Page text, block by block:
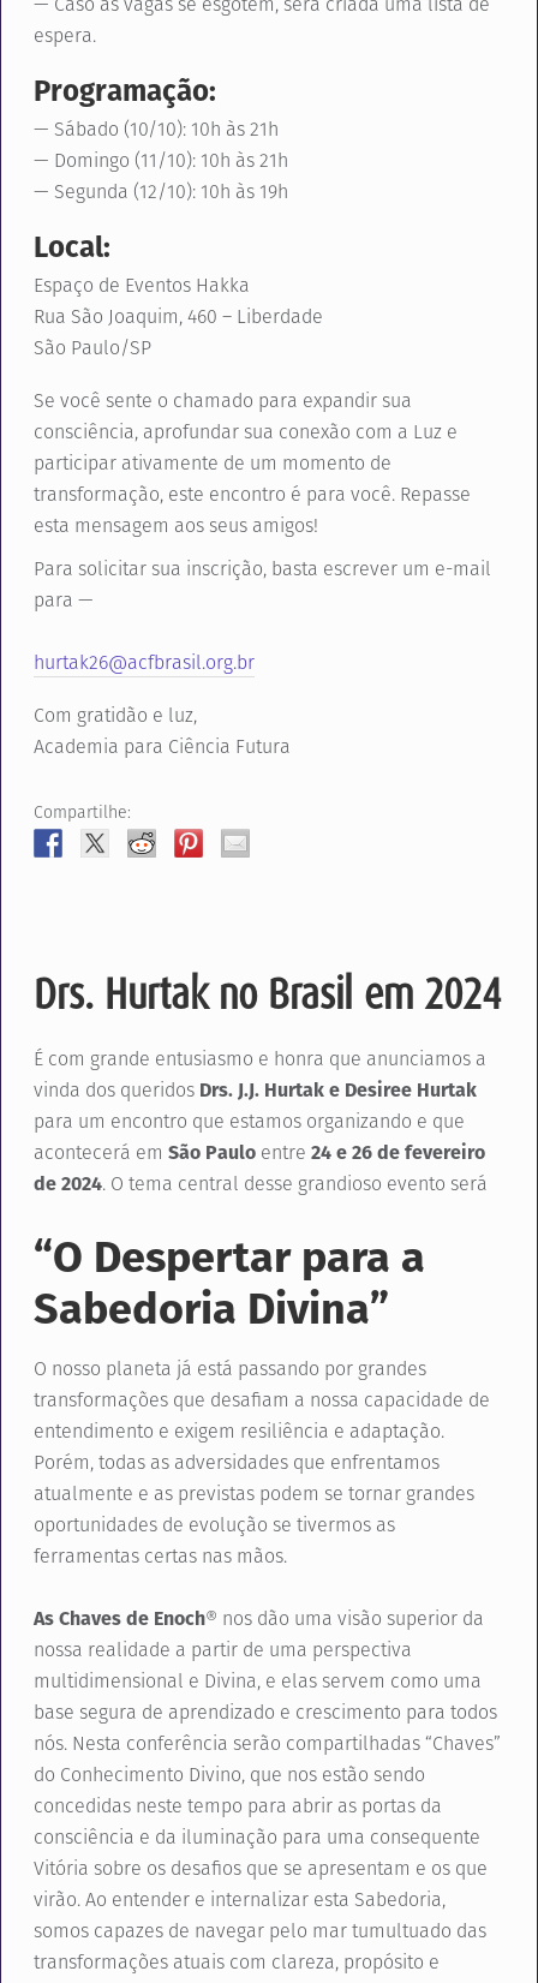
espera.
Programação:
— Sábado (10/10): 10h às 21h
— Domingo (11/10): 10h às 21h
— Segunda (12/10): 10h às 19h
Local:
Espaço de Eventos Hakka
Rua São Joaquim, 460 – Liberdade
São Paulo/SP
Se você sente o chamado para expandir sua
consciência, aprofundar sua conexão com a Luz e
participar ativamente de um momento de
transformação, este encontro é para você. Repasse
esta mensagem aos seus amigos!
Para solicitar sua inscrição, basta escrever um e-mail
para —
hurtak26@acfbrasil.org.br
Com gratidão e luz,
Academia para Ciência Futura
Compartilhe:
Drs. Hurtak no Brasil em 2024
É com grande entusiasmo e honra que anunciamos a
vinda dos queridos Drs. J.J. Hurtak e Desiree Hurtak
para um encontro que estamos organizando e que
acontecerá em São Pauloentre 24 e 26 de fevereiro
de 2024. O tema central desse grandioso evento será
“O Despertar para a
Sabedoria Divina”
O nosso planeta já está passando por grandes
transformações que desafiam a nossa capacidade de
entendimento e exigem resiliência e adaptação.
Porém, todas as adversidades que enfrentamos
atualmente e as previstas podem se tornar grandes
oportunidades de evolução se tivermos as
ferramentas certas nas mãos.
As Chaves de Enoch® nos dão uma visão superior da
nossa realidade a partir de uma perspectiva
multidimensional e Divina, e elas servem como uma
base segura de aprendizado e crescimento para todos
nós. Nesta conferência serão compartilhadas “Chaves”
do Conhecimento Divino, que nos estão sendo
concedidas neste tempo para abrir as portas da
consciência e da iluminação para uma consequente
Vitória sobre os desafios que se apresentam e os que
virão. Ao entender e internalizar esta Sabedoria,
somos capazes de navegar pelo mar tumultuado das
transformações atuais com clareza, propósito e